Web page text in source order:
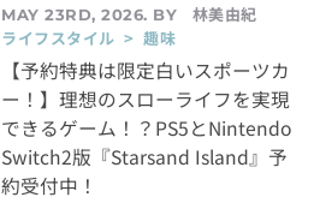
MAY 23RD, 2026. BY
林美由紀
ライフスタイル > 趣味
【予約特典は限定白いスポーツカ
ー！】理想のスローライフを実現
できるゲーム！？PS5とNintendo
Switch2版『Starsand Island』予
約受付中！